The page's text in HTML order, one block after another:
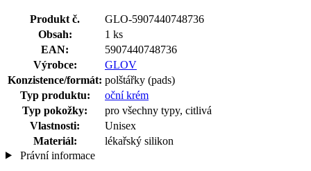
Produkt č.
GLO-5907440748736
Obsah:
1 ks
EAN:
5907440748736
Výrobce:
GLOV
Konzistence/formát: polštářky (pads)
Typ produktu:
oční krém
Typ pokožky:
pro všechny typy, citlivá
Vlastnosti:
Unisex
Materiál:
lékařský silikon
Právní informace